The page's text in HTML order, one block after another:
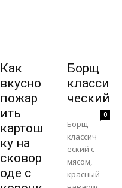
Как
вкусно
пожар
ить
картош
ку на
сковор
оде с
Борщ
класси
ческий
0
Борщ
классич
еский с
мясом,
красный